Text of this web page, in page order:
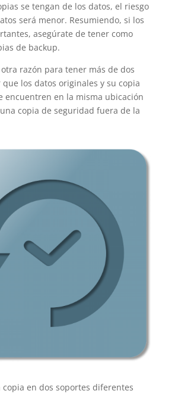
se tengan de los datos, el riesgo
será menor. Resumiendo, si los
asegúrate de tener como
de backup.
razón para tener más de dos
los datos originales y su copia
encuentren en la misma ubicación
copia de seguridad fuera de la
copia en dos soportes diferentes